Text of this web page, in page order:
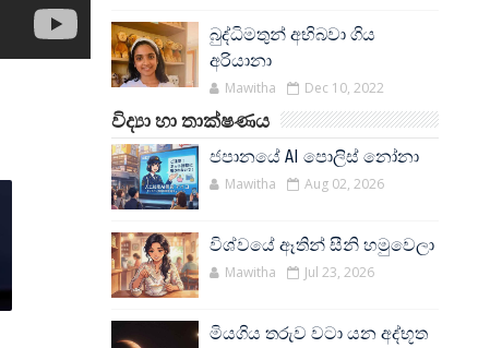
බුද්ධිමතුන් අභිබවා ගිය
අරියානා
Mawitha Dec 10, 2022
විද්‍යා හා තාක්ෂණය
ජපානයේ AI පොලිස් නෝනා
Mawitha Aug 02, 2026
විශ්වයේ ඈතින් සීනි හමුවෙලා
Mawitha Jul 23, 2026
මියගිය තරුව වටා යන අද්භූත